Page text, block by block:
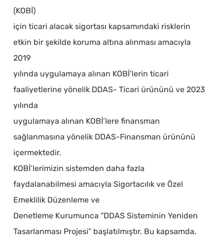
(KOBİ)
için ticari alacak sigortası kapsamındaki risklerin
etkin bir şekilde koruma altına alınması amacıyla
2019
yılında uygulamaya alınan KOBİ’lerin ticari
faaliyetlerine yönelik DDAS- Ticari ürününü ve 2023
yılında
uygulamaya alınan KOBİ’lere finansman
sağlanmasına yönelik DDAS-Finansman ürününü
içermektedir.
KOBİ’lerimizin sistemden daha fazla
faydalanabilmesi amacıyla Sigortacılık ve Özel
Emeklilik Düzenleme ve
Denetleme Kurumunca “DDAS Sisteminin Yeniden
Tasarlanması Projesi” başlatılmıştır. Bu kapsamda,